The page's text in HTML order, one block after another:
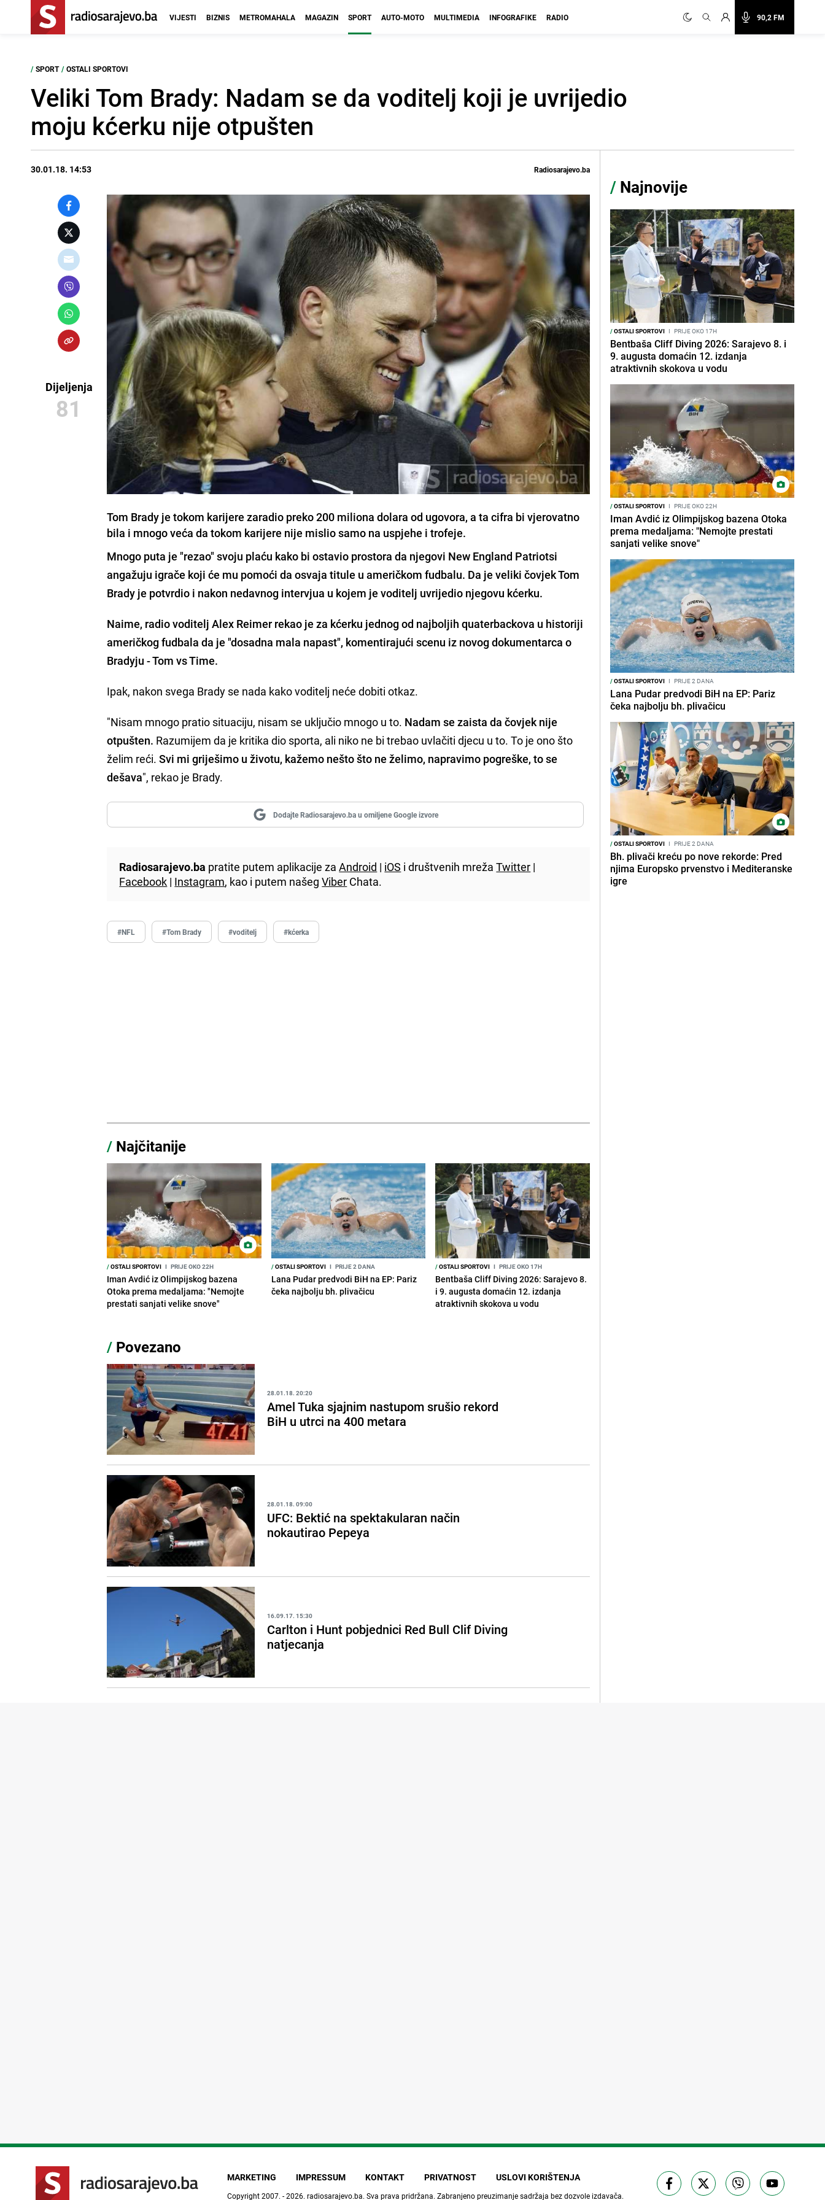
90,2 FM
VIJESTI BIZNIS METROMAHALA MAGAZIN SPORT AUTO-MOTO MULTIMEDIA INFOGRAFIKE RADIO
/ SPORT / OSTALI SPORTOVI
Veliki Tom Brady: Nadam se da voditelj koji je uvrijedio
moju kćerku nije otpušten
30.01.18. 14:53 Radiosarajevo.ba
Dijeljenja
81
Tom Brady je tokom karijere zaradio preko 200 miliona dolara od ugovora, a ta cifra bi vjerovatno
bila i mnogo veća da tokom karijere nije mislio samo na uspjehe i trofeje.
Mnogo puta je "rezao" svoju plaću kako bi ostavio prostora da njegovi New England Patriotsi
angažuju igrače koji će mu pomoći da osvaja titule u američkom fudbalu. Da je veliki čovjek Tom
Brady je potvrdio i nakon nedavnog intervjua u kojem je voditelj uvrijedio njegovu kćerku.
Naime, radio voditelj Alex Reimer rekao je za kćerku jednog od najboljih quaterbackova u historiji
američkog fudbala da je "dosadna mala napast", komentirajući scenu iz novog dokumentarca o
Bradyju - Tom vs Time.
Ipak, nakon svega Brady se nada kako voditelj neće dobiti otkaz.
"Nisam mnogo pratio situaciju, nisam se uključio mnogo u to. Nadam se zaista da čovjek nije
otpušten. Razumijem da je kritika dio sporta, ali niko ne bi trebao uvlačiti djecu u to. To je ono što
želim reći.Svi mi griješimo u životu, kažemo nešto što ne želimo, napravimo pogreške, to se
dešava", rekao je Brady.
Dodajte Radiosarajevo.ba u omiljene Google izvore
Radiosarajevo.ba pratite putem aplikacije zaAndroid | iOS i društvenih mrežaTwitter |
Facebook | Instagram, kao i putem našegViber Chata.
#NFL #Tom Brady #voditelj #kćerka
/ Najčitanije
/OSTALI SPORTOVI I PRIJE OKO 22H
Iman Avdić iz Olimpijskog bazena
Otoka prema medaljama: "Nemojte
prestati sanjati velike snove"
/OSTALI SPORTOVI I PRIJE 2 DANA
Lana Pudar predvodi BiH na EP: Pariz
čeka najbolju bh. plivačicu
/OSTALI SPORTOVI I PRIJE OKO 17H
Bentbaša Cliff Diving 2026: Sarajevo 8.
i 9. augusta domaćin 12. izdanja
atraktivnih skokova u vodu
/ Povezano
28.01.18. 20:20
Amel Tuka sjajnim nastupom srušio rekord
BiH u utrci na 400 metara
28.01.18. 09:00
UFC: Bektić na spektakularan način
nokautirao Pepeya
16.09.17. 15:30
Carlton i Hunt pobjednici Red Bull Clif Diving
natjecanja
/ Najnovije
/OSTALI SPORTOVI I PRIJE OKO 17H
Bentbaša Cliff Diving 2026: Sarajevo 8. i
9. augusta domaćin 12. izdanja
atraktivnih skokova u vodu
/OSTALI SPORTOVI I PRIJE OKO 22H
Iman Avdić iz Olimpijskog bazena Otoka
prema medaljama: "Nemojte prestati
sanjati velike snove"
/OSTALI SPORTOVI I PRIJE 2 DANA
Lana Pudar predvodi BiH na EP: Pariz
čeka najbolju bh. plivačicu
/OSTALI SPORTOVI I PRIJE 2 DANA
Bh. plivači kreću po nove rekorde: Pred
njima Europsko prvenstvo i Mediteranske
igre
MARKETING IMPRESSUM KONTAKT PRIVATNOST USLOVI KORIŠTENJA
Copyright 2007. - 2026. radiosarajevo.ba. Sva prava pridržana. Zabranjeno preuzimanje sadržaja bez dozvole izdavača.